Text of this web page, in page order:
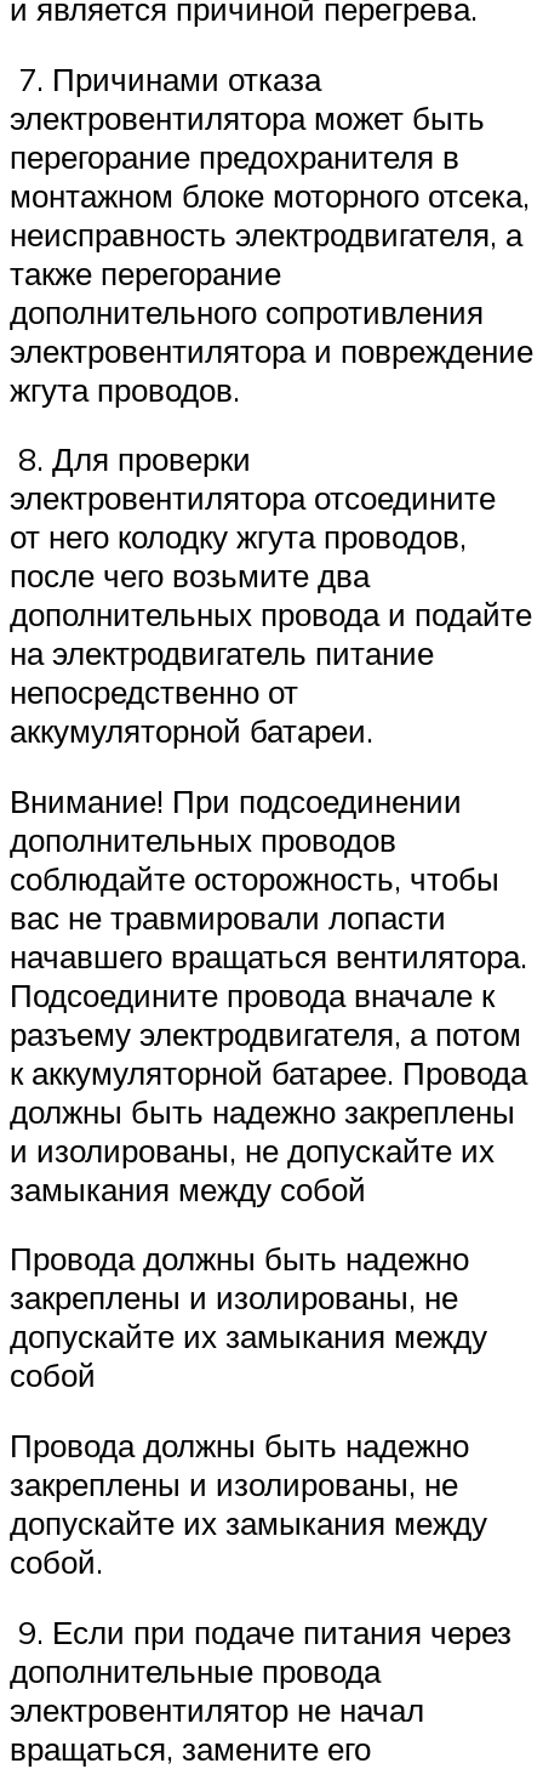
и является причиной перегрева.
7. Причинами отказа
электровентилятора может быть
перегорание предохранителя в
монтажном блоке моторного отсека,
неисправность электродвигателя, а
также перегорание
дополнительного сопротивления
электровентилятора и повреждение
жгута проводов.
8. Для проверки
электровентилятора отсоедините
от него колодку жгута проводов,
после чего возьмите два
дополнительных провода и подайте
на электродвигатель питание
непосредственно от
аккумуляторной батареи.
Внимание! При подсоединении
дополнительных проводов
соблюдайте осторожность, чтобы
вас не травмировали лопасти
начавшего вращаться вентилятора.
Подсоедините провода вначале к
разъему электродвигателя, а потом
к аккумуляторной батарее. Провода
должны быть надежно закреплены
и изолированы, не допускайте их
замыкания между собой
Провода должны быть надежно
закреплены и изолированы, не
допускайте их замыкания между
собой
Провода должны быть надежно
закреплены и изолированы, не
допускайте их замыкания между
собой.
9. Если при подаче питания через
дополнительные провода
электровентилятор не начал
вращаться, замените его